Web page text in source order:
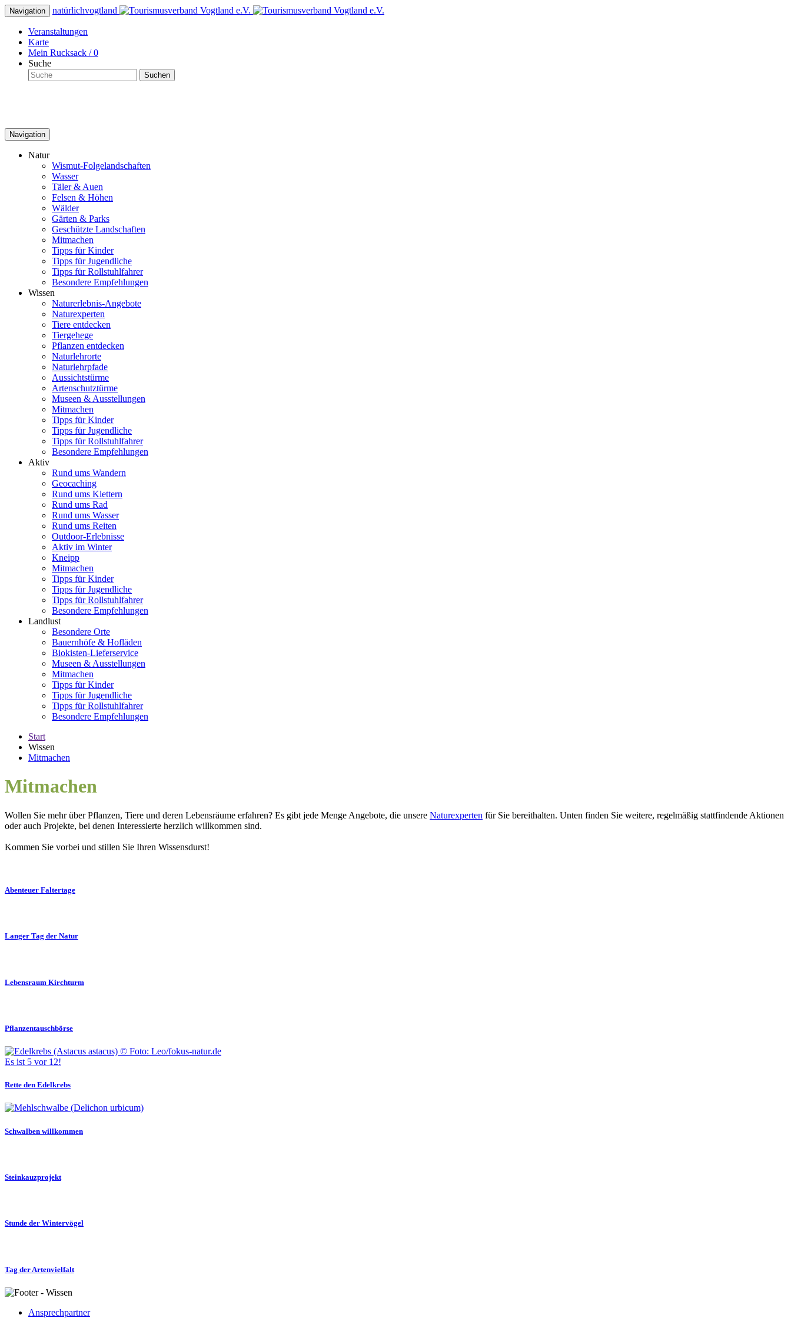
Navigation natürlichvogtland
Veranstaltungen
Karte
Mein Rucksack /0
Suche
Suchen
Navigation
Natur
Wismut-Folgelandschaften
Wasser
Täler & Auen
Felsen & Höhen
Wälder
Gärten & Parks
Geschützte Landschaften
Mitmachen
Tipps für Kinder
Tipps für Jugendliche
Tipps für Rollstuhlfahrer
Besondere Empfehlungen
Wissen
Naturerlebnis-Angebote
Naturexperten
Tiere entdecken
Tiergehege
Pflanzen entdecken
Naturlehrorte
Naturlehrpfade
Aussichtstürme
Artenschutztürme
Museen & Ausstellungen
Mitmachen
Tipps für Kinder
Tipps für Jugendliche
Tipps für Rollstuhlfahrer
Besondere Empfehlungen
Aktiv
Rund ums Wandern
Geocaching
Rund ums Klettern
Rund ums Rad
Rund ums Wasser
Rund ums Reiten
Outdoor-Erlebnisse
Aktiv im Winter
Kneipp
Mitmachen
Tipps für Kinder
Tipps für Jugendliche
Tipps für Rollstuhlfahrer
Besondere Empfehlungen
Landlust
Besondere Orte
Bauernhöfe & Hofläden
Biokisten-Lieferservice
Museen & Ausstellungen
Mitmachen
Tipps für Kinder
Tipps für Jugendliche
Tipps für Rollstuhlfahrer
Besondere Empfehlungen
Start
Wissen
Mitmachen
Mitmachen
Wollen Sie mehr über Pflanzen, Tiere und deren Lebensräume erfahren? Es gibt jede Menge Angebote, die unsere Naturexperten für Sie bereithalten. Unten finden Sie weitere, regelmäßig stattfindende Aktionen
oder auch Projekte, bei denen Interessierte herzlich willkommen sind.
Kommen Sie vorbei und stillen Sie Ihren Wissensdurst!
Abenteuer Faltertage
Langer Tag der Natur
Lebensraum Kirchturm
Pflanzentauschbörse
Es ist 5 vor 12!
Rette den Edelkrebs
Schwalben willkommen
Steinkauzprojekt
Stunde der Wintervögel
Tag der Artenvielfalt
Ansprechpartner